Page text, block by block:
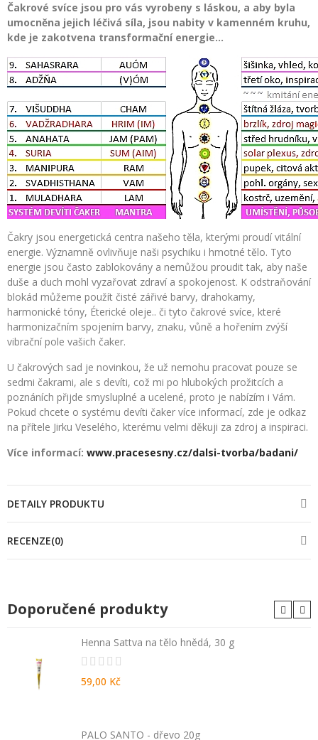
Čakrové svíce jsou pro vás vyrobeny s láskou, a aby byla
umocněna jejich léčivá síla, jsou nabity v kamenném kruhu,
kde je zakotvena transformační energie...
Čakry jsou energetická centra našeho těla, kterými proudí vitální
energie. Významně ovlivňuje naši psychiku i hmotné tělo. Tyto
energie jsou často zablokovány a nemůžou proudit tak, aby naše
duše a duch mohl vyzařovat zdraví a spokojenost. K odstraňování
blokád můžeme použít čisté zářivé barvy, drahokamy,
harmonické tóny, Éterické oleje.. či tyto čakrové svíce, které
harmonizačním spojením barvy, znaku, vůně a hořením zvýší
vibrační pole vašich čaker.
U čakrových sad je novinkou, že už nemohu pracovat pouze se
sedmi čakrami, ale s devíti, což mi po hlubokých prožitcích a
poznáních přijde smysluplné a ucelené, proto je nabízím i Vám.
Pokud chcete o systému devíti čaker více informací, zde je odkaz
na přítele Jirku Veselého, kterému velmi děkuji za zdroj a inspiraci.
Více informací: www.pracesesny.cz/dalsi-tvorba/badani/
DETAILY PRODUKTU
RECENZE(0)
Doporučené produkty
Henna Sattva na tělo hnědá, 30 g
59,00 Kč
PALO SANTO - dřevo 20g